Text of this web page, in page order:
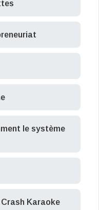
le système
Karaoke